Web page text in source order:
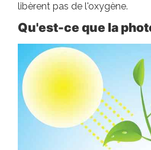
libèrent pas de l'oxygène.
Qu'est-ce que la